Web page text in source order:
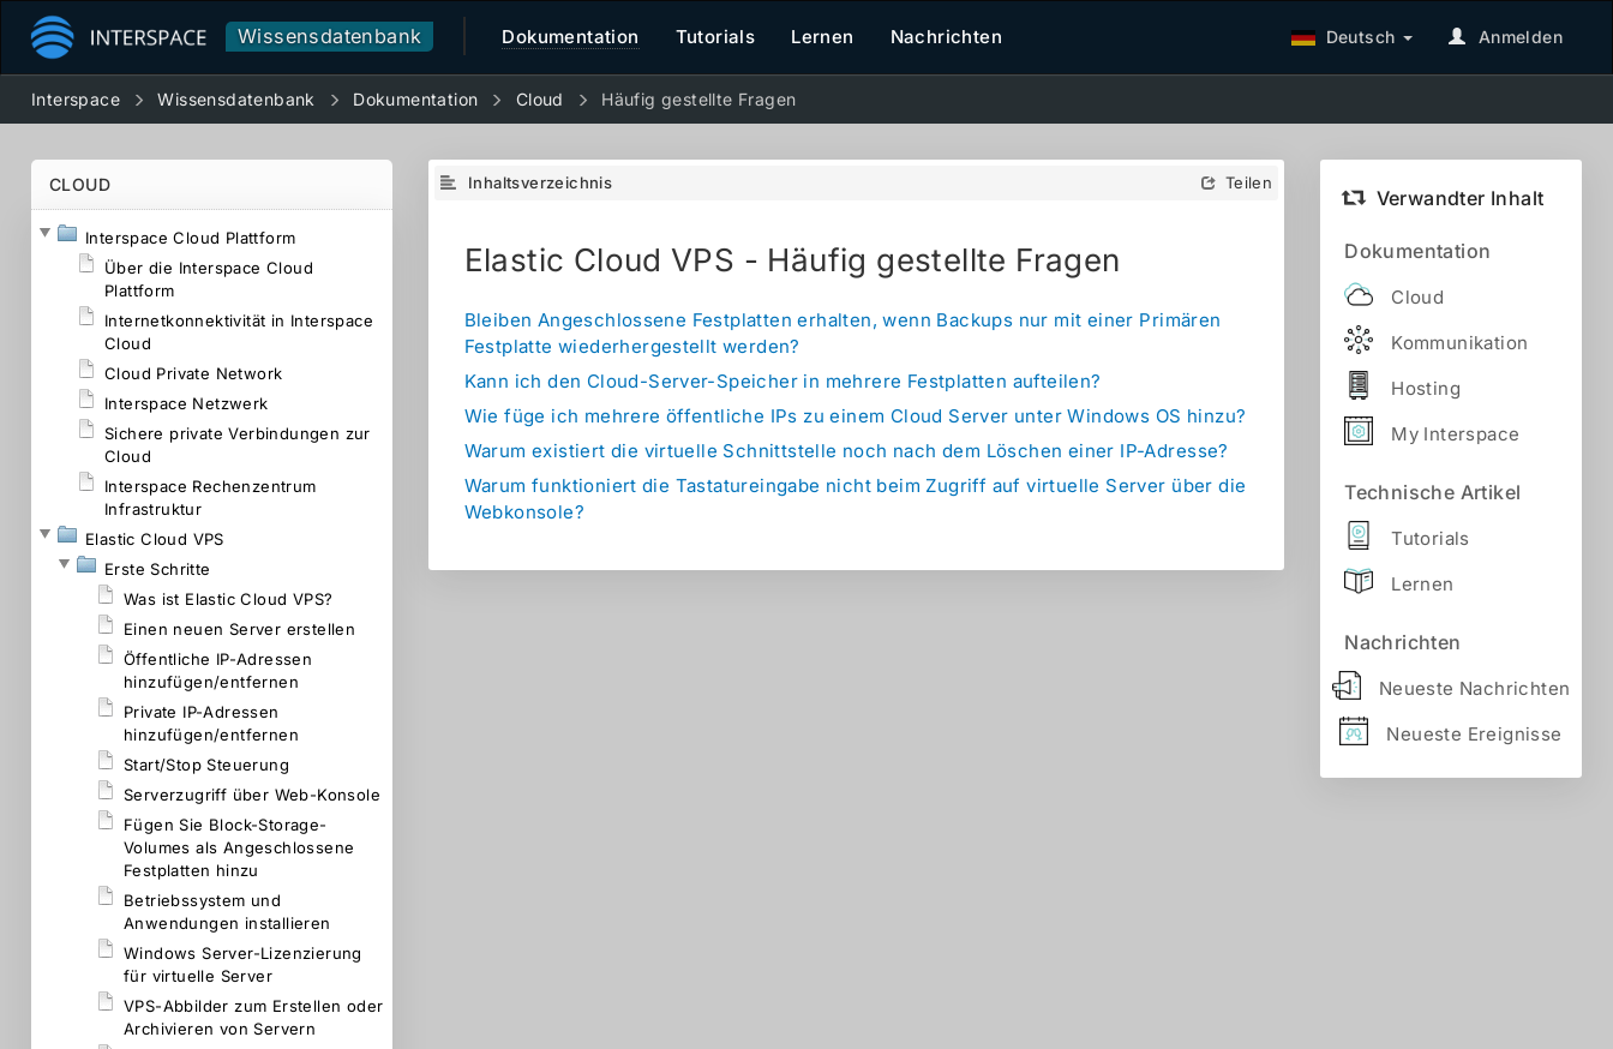
Wissensdatenbank Dokumentation Tutorials Lernen Nachrichten Deutsch Anmelden
Interspace Wissensdatenbank Dokumentation Cloud Häufig gestellte Fragen
CLOUD
Interspace Cloud Plattform
Über die Interspace Cloud
Plattform
Internetkonnektivität in Interspace
Cloud
Cloud Private Network
Interspace Netzwerk
Sichere private Verbindungen zur
Cloud
Interspace Rechenzentrum
Infrastruktur
Elastic Cloud VPS
Erste Schritte
Was ist Elastic Cloud VPS?
Einen neuen Server erstellen
Öffentliche IP-Adressen
hinzufügen/entfernen
Private IP-Adressen
hinzufügen/entfernen
Start/Stop Steuerung
Serverzugriff über Web-Konsole
Fügen Sie Block-Storage-
Volumes als Angeschlossene
Festplatten hinzu
Betriebssystem und
Anwendungen installieren
Windows Server-Lizenzierung
für virtuelle Server
VPS-Abbilder zum Erstellen oder
Archivieren von Servern
Inhaltsverzeichnis Teilen
Elastic Cloud VPS - Häufig gestellte Fragen
Bleiben Angeschlossene Festplatten erhalten, wenn Backups nur mit einer Primären
Festplatte wiederhergestellt werden?
Kann ich den Cloud-Server-Speicher in mehrere Festplatten aufteilen?
Wie füge ich mehrere öffentliche IPs zu einem Cloud Server unter Windows OS hinzu?
Warum existiert die virtuelle Schnittstelle noch nach dem Löschen einer IP-Adresse?
Warum funktioniert die Tastatureingabe nicht beim Zugriff auf virtuelle Server über die
Webkonsole?
Verwandter Inhalt
Dokumentation
Cloud
Kommunikation
Hosting
My Interspace
Technische Artikel
Tutorials
Lernen
Nachrichten
Neueste Nachrichten
Neueste Ereignisse